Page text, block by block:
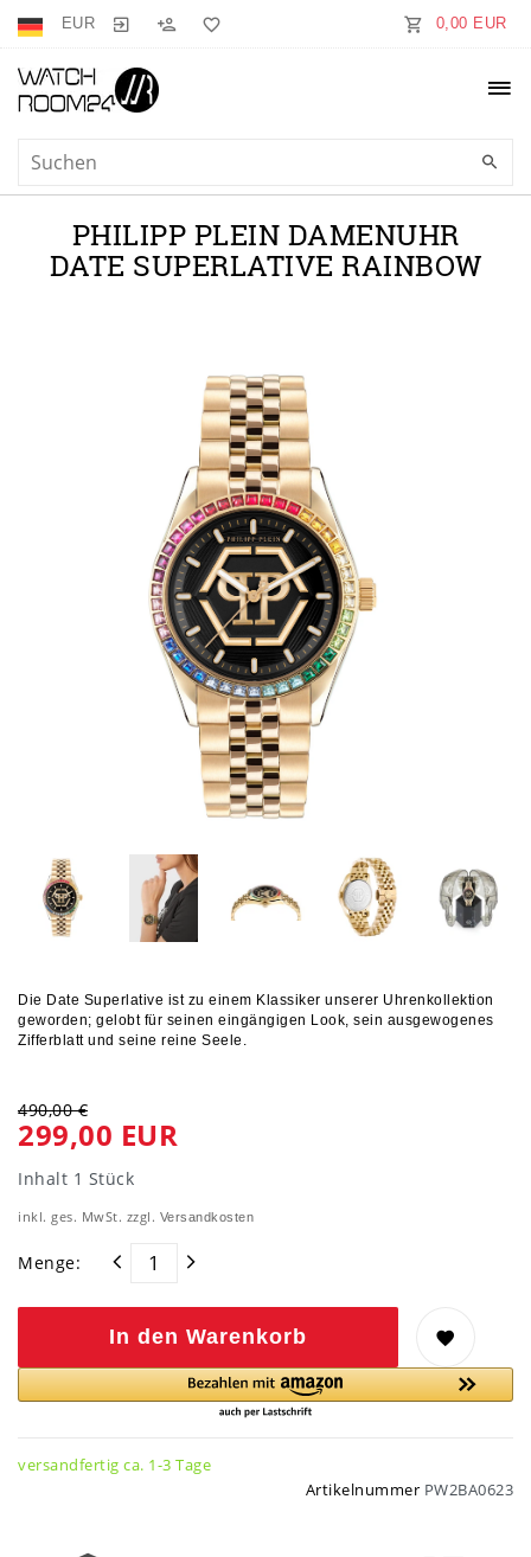
EUR 0,00 EUR
PHILIPP PLEIN DAMENUHR
DATE SUPERLATIVE RAINBOW
Die Date Superlative ist zu einem Klassiker unserer Uhrenkollektion
geworden; gelobt für seinen eingängigen Look, sein ausgewogenes
Zifferblatt und seine reine Seele.
490,00 €
299,00 EUR
Inhalt 1 Stück
inkl. ges. MwSt. zzgl. Versandkosten
Menge:
In den Warenkorb
versandfertig ca. 1-3 Tage
Artikelnummer PW2BA0623